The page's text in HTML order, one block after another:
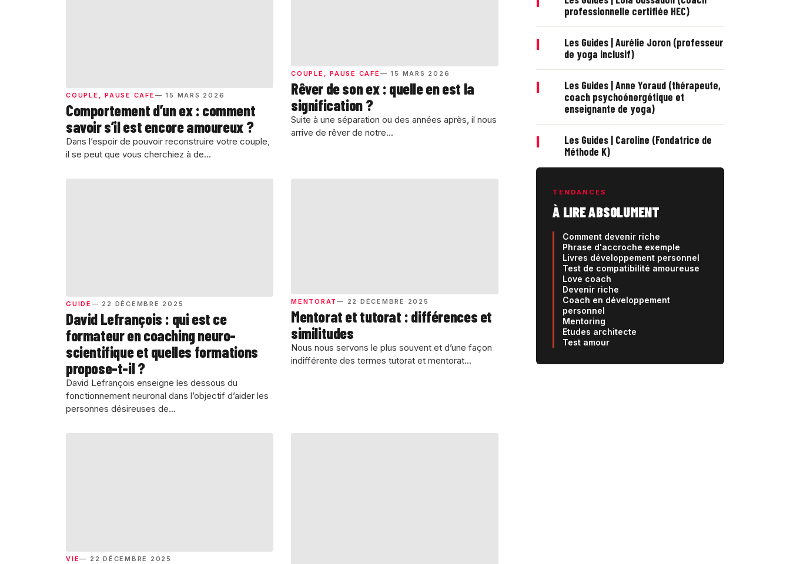
COUPLE ,PAUSE CAFÉ — 15 MARS 2026
Comportement d’un ex : comment
savoir s’il est encore amoureux ?
Dans l’espoir de pouvoir reconstruire votre couple,
il se peut que vous cherchiez à de...
COUPLE ,PAUSE CAFÉ — 15 MARS 2026
Rêver de son ex : quelle en est la
signification ?
Suite à une séparation ou des années après, il nous
arrive de rêver de notre...
GUIDE — 22 DÉCEMBRE 2025
David Lefrançois : qui est ce
formateur en coaching neuro-
scientifique et quelles formations
propose-t-il ?
David Lefrançois enseigne les dessous du
fonctionnement neuronal dans l’objectif d’aider les
personnes désireuses de...
MENTORAT— 22 DÉCEMBRE 2025
Mentorat et tutorat : différences et
similitudes
Nous nous servons le plus souvent et d’une façon
indifférente des termes tutorat et mentorat...
VIE— 22 DÉCEMBRE 2025
professionnelle certifiée HEC)
|
Les Guides | Aurélie Joron (professeur
de yoga inclusif)
|
Les Guides | Anne Yoraud (thérapeute,
coach psychoénergétique et
enseignante de yoga)
|
Les Guides | Caroline (Fondatrice de
Méthode K)
TENDANCES
À LIRE ABSOLUMENT
Comment devenir riche
Phrase d'accroche exemple
Livres développement personnel
Test de compatibilité amoureuse
Love coach
Devenir riche
Coach en développement
personnel
Mentoring
Etudes architecte
Test amour